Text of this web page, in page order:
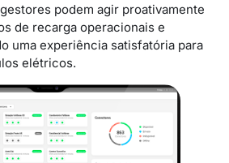
podem agir proativamente
de recarga operacionais e
uma experiência satisfatória para
elétricos.